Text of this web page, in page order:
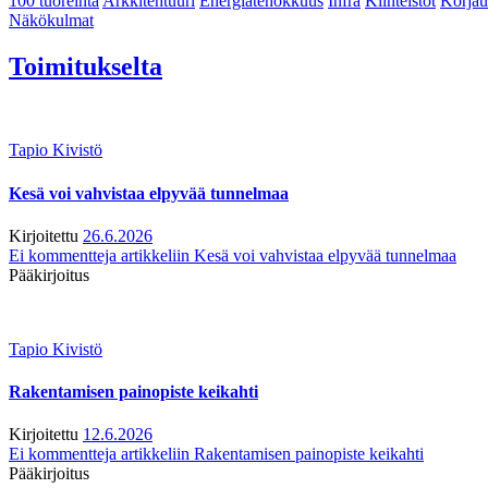
Näkökulmat
Toimitukselta
Tapio Kivistö
Kesä voi vahvistaa elpyvää tunnelmaa
Kirjoitettu 26.6.2026
Ei kommentteja artikkeliin Kesä voi vahvistaa elpyvää tunnelmaa
Pääkirjoitus
Tapio Kivistö
Rakentamisen painopiste keikahti
Kirjoitettu 12.6.2026
Ei kommentteja artikkeliin Rakentamisen painopiste keikahti
Pääkirjoitus